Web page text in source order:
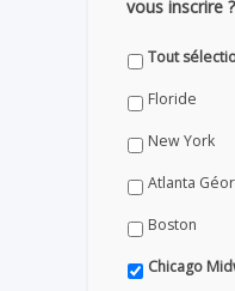
vous inscrire ?
Tout
Floride
New York
Atlanta
Boston
Chicago